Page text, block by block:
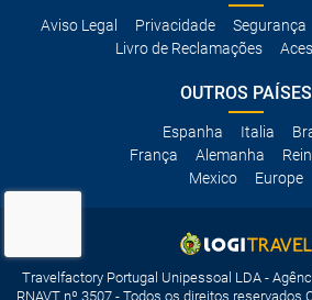
Aviso Legal Privacidade Segurança
Livro de Reclamações
OUTROS PAÍSES
Espanha Italia
França
Alemanha
Mexico
Europe
Travelfactory Portugal Unipessoal LDA -
RNAVT nº 3507 - Todos os direitos reservados